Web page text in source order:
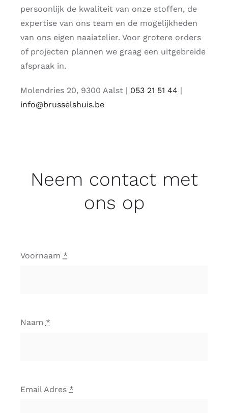
persoonlijk de kwaliteit van onze stoffen, de
expertise van ons team en de mogelijkheden
van ons eigen naaiatelier. Voor grotere orders
of projecten plannen we graag een uitgebreide
afspraak in.
Molendries 20, 9300 Aalst | 053 21 51 44 |
info@brusselshuis.be
Neem contact met
ons op
Voornaam *
Naam *
Email Adres *